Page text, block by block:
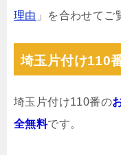
理由 」を合わせてご
埼玉片付け110
埼玉片付け110番の
全無料です。